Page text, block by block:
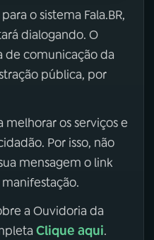
o sistema Fala.BR,
dialogando. O
de comunicação da
pública, por
melhorar os serviços e
Por isso, não
mensagem o link
a Ouvidoria da
Clique aqui.